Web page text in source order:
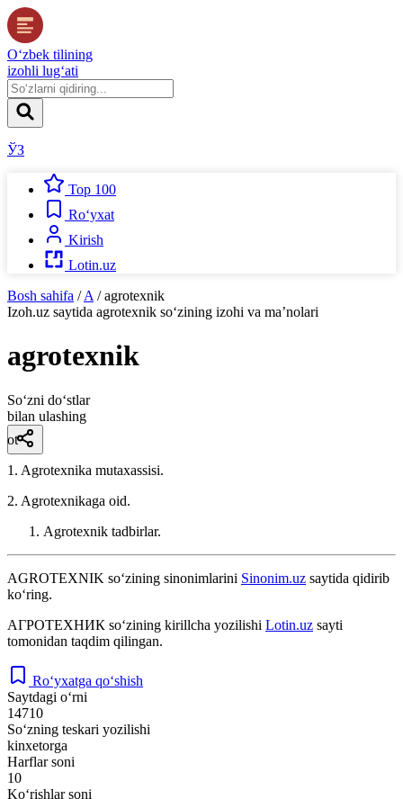
O‘zbek tilining
izohli lug‘ati
ЎЗ
Top 100
Ro‘yxat
Kirish
Lotin.uz
Bosh sahifa / A / agrotexnik
Izoh.uz saytida agrotexnik so‘zining izohi va ma’nolari
agrotexnik
So‘zni do‘stlar
bilan ulashing
ot
1. Agrotexnika mutaxassisi.
2. Agrotexnikaga oid.
Agrotexnik tadbirlar.
AGROTEXNIK so‘zining sinonimlarini Sinonim.uz saytida qidirib
ko‘ring.
АГРОТЕХНИК so‘zining kirillcha yozilishi Lotin.uz sayti
tomonidan taqdim qilingan.
Ro‘yxatga qo‘shish
Saytdagi o‘rni
14710
So‘zning teskari yozilishi
kinxetorga
Harflar soni
10
Ko‘rishlar soni